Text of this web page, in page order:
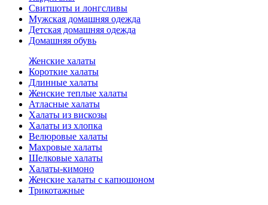
Свитшоты и лонгсливы
Мужская домашняя одежда
Детская домашняя одежда
Домашняя обувь
Женские халаты
Короткие халаты
Длинные халаты
Женские теплые халаты
Атласные халаты
Халаты из вискозы
Халаты из хлопка
Велюровые халаты
Махровые халаты
Шелковые халаты
Халаты-кимоно
Женские халаты с капюшоном
Трикотажные